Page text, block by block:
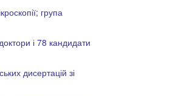
група
і 78 кандидати
дисертацій зі